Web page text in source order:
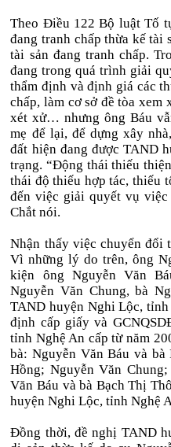
Theo Điều 122 Bộ luật Tố
đang tranh chấp thừa kế tài
tài sản đang tranh chấp.
đang trong quá trình giải
thẩm định và định giá các
chấp, làm cơ sở đề tòa
xét xử… nhưng ông Báu
mẹ để lại, để dựng xây
đất hiện đang được TAND
trạng. “Động thái thiếu
thái độ thiếu hợp tác, thiếu
đến việc giải quyết vụ việc
Chắt nói.
Nhận thấy việc chuyển đổi
Vì những lý do trên, ông
kiện ông Nguyễn Văn
Nguyễn Văn Chung, bà
TAND huyện Nghi Lộc,
định cấp giấy và
tỉnh Nghệ An cấp từ năm
bà: Nguyễn Văn Báu và
Hồng; Nguyễn Văn
Văn Báu và bà Bạch Thị
huyện Nghi Lộc, tỉnh Nghệ
Đồng thời, đề nghị TAND